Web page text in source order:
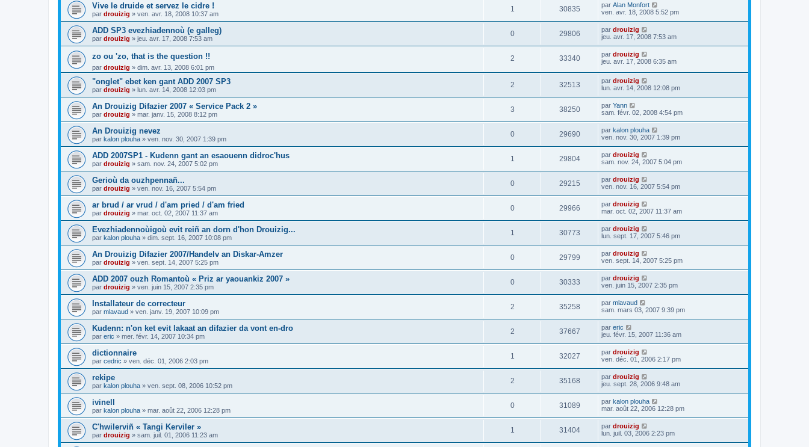
Vive le druide et servez le cidre !
par drouizig » ven. avr. 18, 2008 10:37 am
1 30835 par Alan Monfort
ven. avr. 18, 2008 5:52 pm
ADD SP3 evezhiadennoù (e galleg)
par drouizig » jeu. avr. 17, 2008 7:53 am
0 29806 par drouizig
jeu. avr. 17, 2008 7:53 am
zo ou 'zo, that is the question !!
par drouizig » dim. avr. 13, 2008 6:01 pm
2 33340 par drouizig
jeu. avr. 17, 2008 6:35 am
"onglet" ebet ken gant ADD 2007 SP3
par drouizig » lun. avr. 14, 2008 12:03 pm
2 32513 par drouizig
lun. avr. 14, 2008 12:08 pm
An Drouizig Difazier 2007 « Service Pack 2 »
par drouizig » mar. janv. 15, 2008 8:12 pm
3 38250 par Yann
sam. févr. 02, 2008 4:54 pm
An Drouizig nevez
par kalon plouha » ven. nov. 30, 2007 1:39 pm
0 29690 par kalon plouha
ven. nov. 30, 2007 1:39 pm
ADD 2007SP1 - Kudenn gant an esaouenn didroc'hus
par drouizig » sam. nov. 24, 2007 5:02 pm
1 29804 par drouizig
sam. nov. 24, 2007 5:04 pm
Gerioù da ouzhpennañ...
par drouizig » ven. nov. 16, 2007 5:54 pm
0 29215 par drouizig
ven. nov. 16, 2007 5:54 pm
ar brud / ar vrud / d'am pried / d'am fried
par drouizig » mar. oct. 02, 2007 11:37 am
0 29966 par drouizig
mar. oct. 02, 2007 11:37 am
Evezhiadennoùigoù evit reiñ an dorn d'hon Drouizig...
par kalon plouha » dim. sept. 16, 2007 10:08 pm
1 30773 par drouizig
lun. sept. 17, 2007 5:46 pm
An Drouizig Difazier 2007/Handelv an Diskar-Amzer
par drouizig » ven. sept. 14, 2007 5:25 pm
0 29799 par drouizig
ven. sept. 14, 2007 5:25 pm
ADD 2007 ouzh Romantoù « Priz ar yaouankiz 2007 »
par drouizig » ven. juin 15, 2007 2:35 pm
0 30333 par drouizig
ven. juin 15, 2007 2:35 pm
Installateur de correcteur
par mlavaud » ven. janv. 19, 2007 10:09 pm
2 35258 par mlavaud
sam. mars 03, 2007 9:39 pm
Kudenn: n'on ket evit lakaat an difazier da vont en-dro
par eric » mer. févr. 14, 2007 10:34 pm
2 37667 par eric
jeu. févr. 15, 2007 11:36 am
dictionnaire
par cedric » ven. déc. 01, 2006 2:03 pm
1 32027 par drouizig
ven. déc. 01, 2006 2:17 pm
rekipe
par kalon plouha » ven. sept. 08, 2006 10:52 pm
2 35168 par drouizig
jeu. sept. 28, 2006 9:48 am
ivinell
par kalon plouha » mar. août 22, 2006 12:28 pm
0 31089 par kalon plouha
mar. août 22, 2006 12:28 pm
C'hwilerviñ « Tangi Kerviler »
par drouizig » sam. juil. 01, 2006 11:23 am
1 31404 par drouizig
lun. juil. 03, 2006 2:23 pm